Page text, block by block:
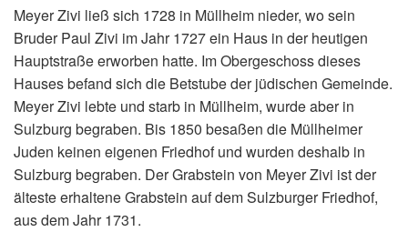
Meyer Zivi ließ sich 1728 in Müllheim nieder, wo sein
Bruder Paul Zivi im Jahr 1727 ein Haus in der heutigen
Hauptstraße erworben hatte. Im Obergeschoss dieses
Hauses befand sich die Betstube der jüdischen Gemeinde.
Meyer Zivi lebte und starb in Müllheim, wurde aber in
Sulzburg begraben. Bis 1850 besaßen die Müllheimer
Juden keinen eigenen Friedhof und wurden deshalb in
Sulzburg begraben. Der Grabstein von Meyer Zivi ist der
älteste erhaltene Grabstein auf dem Sulzburger Friedhof,
aus dem Jahr 1731.